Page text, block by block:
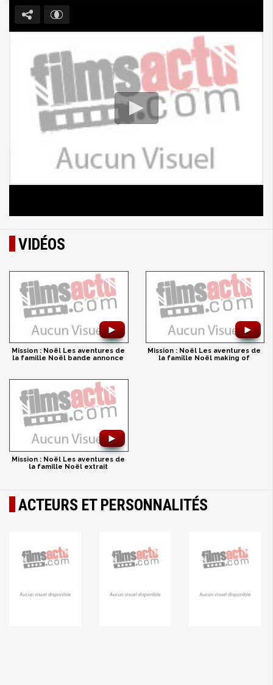
VIDÉOS
►
Mission : Noël Les aventures de
la famille Noël bande annonce
►
Mission : Noël Les aventures de
la famille Noël making of
►
Mission : Noël Les aventures de
la famille Noël extrait
ACTEURS ET PERSONNALITÉS